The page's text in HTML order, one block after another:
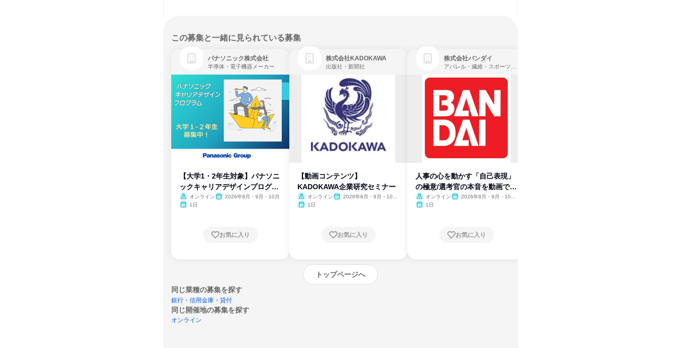
この募集と一緒に見られている募集
パナソニック株式会社
半導体・電子機器メーカー
【大学1・2年生対象】パナソニ
ックキャリアデザインプログラ
ム
オンライン
2026年8月・9月・10月
1日
お気に入り
株式会社KADOKAWA
出版社・新聞社
【動画コンテンツ】
KADOKAWA企業研究セミナー
オンライン
2026年8月・9月・10
1日
お気に入り
株式会社バンダイ
人事の心を動かす「自己表現」
の極意/選考官の本音を動画で公
開
オンライン
2026年8月・9月・10
1日
お気に入り
トップページへ
同じ業種の募集を探す
銀行・信用金庫・貸付
同じ開催地の募集を探す
オンライン